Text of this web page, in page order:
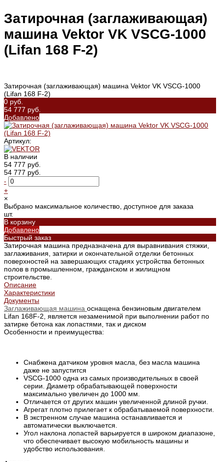
Затирочная (заглаживающая)
машина Vektor VK VSCG-1000
(Lifan 168 F-2)
Затирочная (заглаживающая) машина Vektor VK VSCG-1000
(Lifan 168 F-2)
0 руб.
54 777 руб.
Добавлено
Артикул:
В наличии
54 777 руб.
54 777 руб.
-
+
×
Выбрано максимальное количество, доступное для заказа
шт.
В корзину
Добавлено
Быстрый заказ
Затирочная машина предназначена для выравнивания стяжки,
заглаживания, затирки и окончательной отделки бетонных
поверхностей на завершающих стадиях устройства бетонных
полов в промышленном, гражданском и жилищном
строительстве.
Описание
Характеристики
Документы
Заглаживающая машина оснащена бензиновым двигателем
Lifan 168F-2, является незаменимой при выполнении работ по
затирке бетона как лопастями, так и диском
Особенности и преимущества:
Снабжена датчиком уровня масла, без масла машина
даже не запустится
VSCG-1000 одна из самых производительных в своей
серии. Диаметр обрабатывающей поверхности
максимально увеличен до 1000 мм.
Отличается от других машин увеличенной длиной ручки.
Агрегат плотно прилегает к обрабатываемой поверхности.
В экстренном случае машина останавливается и
автоматически выключается.
Угол наклона лопастей варьируется в широком диапазоне,
что обеспечивает высокую мобильность машины и
удобство использования.